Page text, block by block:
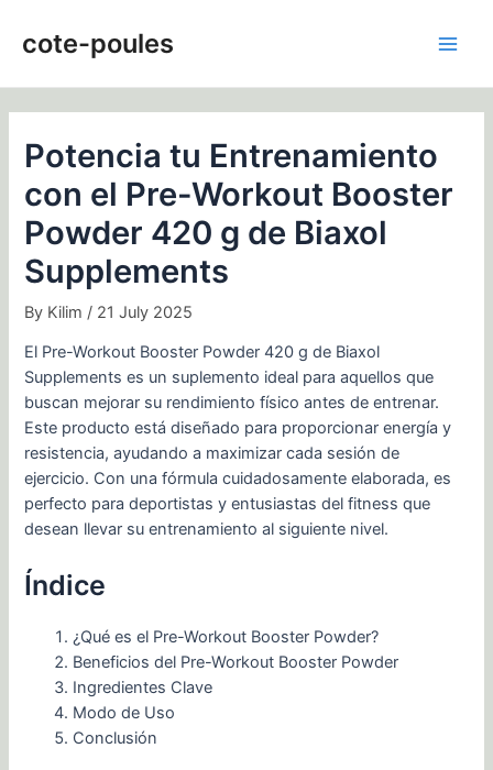
cote-poules
Potencia tu Entrenamiento
con el Pre-Workout Booster
Powder 420 g de Biaxol
Supplements
By Kilim / 21 July 2025
El Pre-Workout Booster Powder 420 g de Biaxol
Supplements es un suplemento ideal para aquellos que
buscan mejorar su rendimiento físico antes de entrenar.
Este producto está diseñado para proporcionar energía y
resistencia, ayudando a maximizar cada sesión de
ejercicio. Con una fórmula cuidadosamente elaborada, es
perfecto para deportistas y entusiastas del fitness que
desean llevar su entrenamiento al siguiente nivel.
Índice
¿Qué es el Pre-Workout Booster Powder?
Beneficios del Pre-Workout Booster Powder
Ingredientes Clave
Modo de Uso
Conclusión
navigation